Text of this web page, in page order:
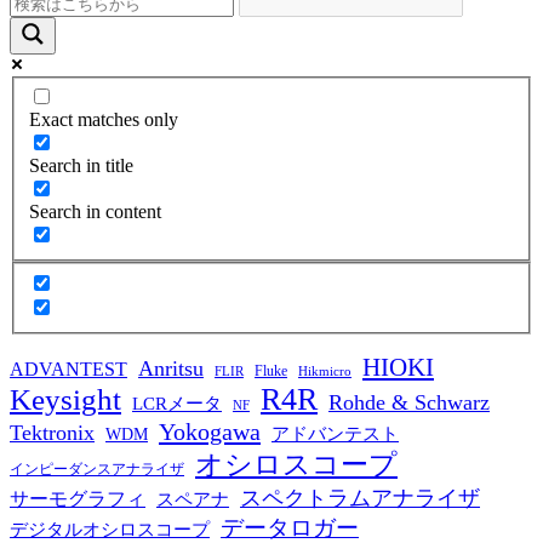
Exact matches only
Search in title
Search in content
ADVANTEST Anritsu FLIR Fluke Hikmicro HIOKI
Keysight LCRメータ NF R4R Rohde & Schwarz
Tektronix WDM Yokogawa アドバンテスト
インピーダンスアナライザ オシロスコープ
サーモグラフィ スペアナ スペクトラムアナライザ
デジタルオシロスコープ データロガー